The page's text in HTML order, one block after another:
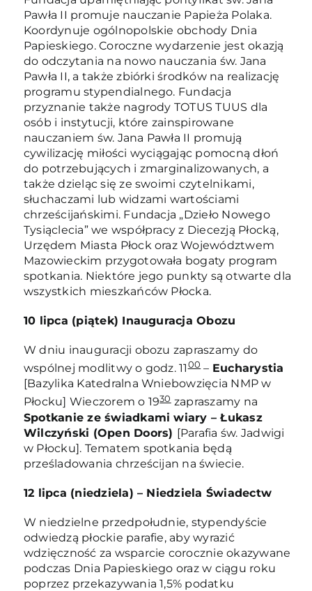
Pawła II promuje nauczanie Papieża Polaka.
Koordynuje ogólnopolskie obchody Dnia
Papieskiego. Coroczne wydarzenie jest okazją
do odczytania na nowo nauczania św. Jana
Pawła II, a także zbiórki środków na realizację
programu stypendialnego. Fundacja
przyznanie także nagrody TOTUS TUUS dla
osób i instytucji, które zainspirowane
nauczaniem św. Jana Pawła II promują
cywilizację miłości wyciągając pomocną dłoń
do potrzebujących i zmarginalizowanych, a
także dzieląc się ze swoimi czytelnikami,
słuchaczami lub widzami wartościami
chrześcijańskimi. Fundacja „Dzieło Nowego
Tysiąclecia” we współpracy z Diecezją Płocką,
Urzędem Miasta Płock oraz Województwem
Mazowieckim przygotowała bogaty program
spotkania. Niektóre jego punkty są otwarte dla
wszystkich mieszkańców Płocka.
10 lipca (piątek) Inauguracja Obozu
W dniu inauguracji obozu zapraszamy do
wspólnej modlitwy o godz. 1100– Eucharystia
[Bazylika Katedralna Wniebowzięcia NMP w
Płocku] Wieczorem o 1930zapraszamy na
Spotkanie ze świadkami wiary – Łukasz
Wilczyński (Open Doors) [Parafia św. Jadwigi
w Płocku]. Tematem spotkania będą
prześladowania chrześcijan na świecie.
12 lipca (niedziela) – Niedziela Świadectw
W niedzielne przedpołudnie, stypendyście
odwiedzą płockie parafie, aby wyrazić
wdzięczność za wsparcie corocznie okazywane
podczas Dnia Papieskiego oraz w ciągu roku
poprzez przekazywania 1,5% podatku